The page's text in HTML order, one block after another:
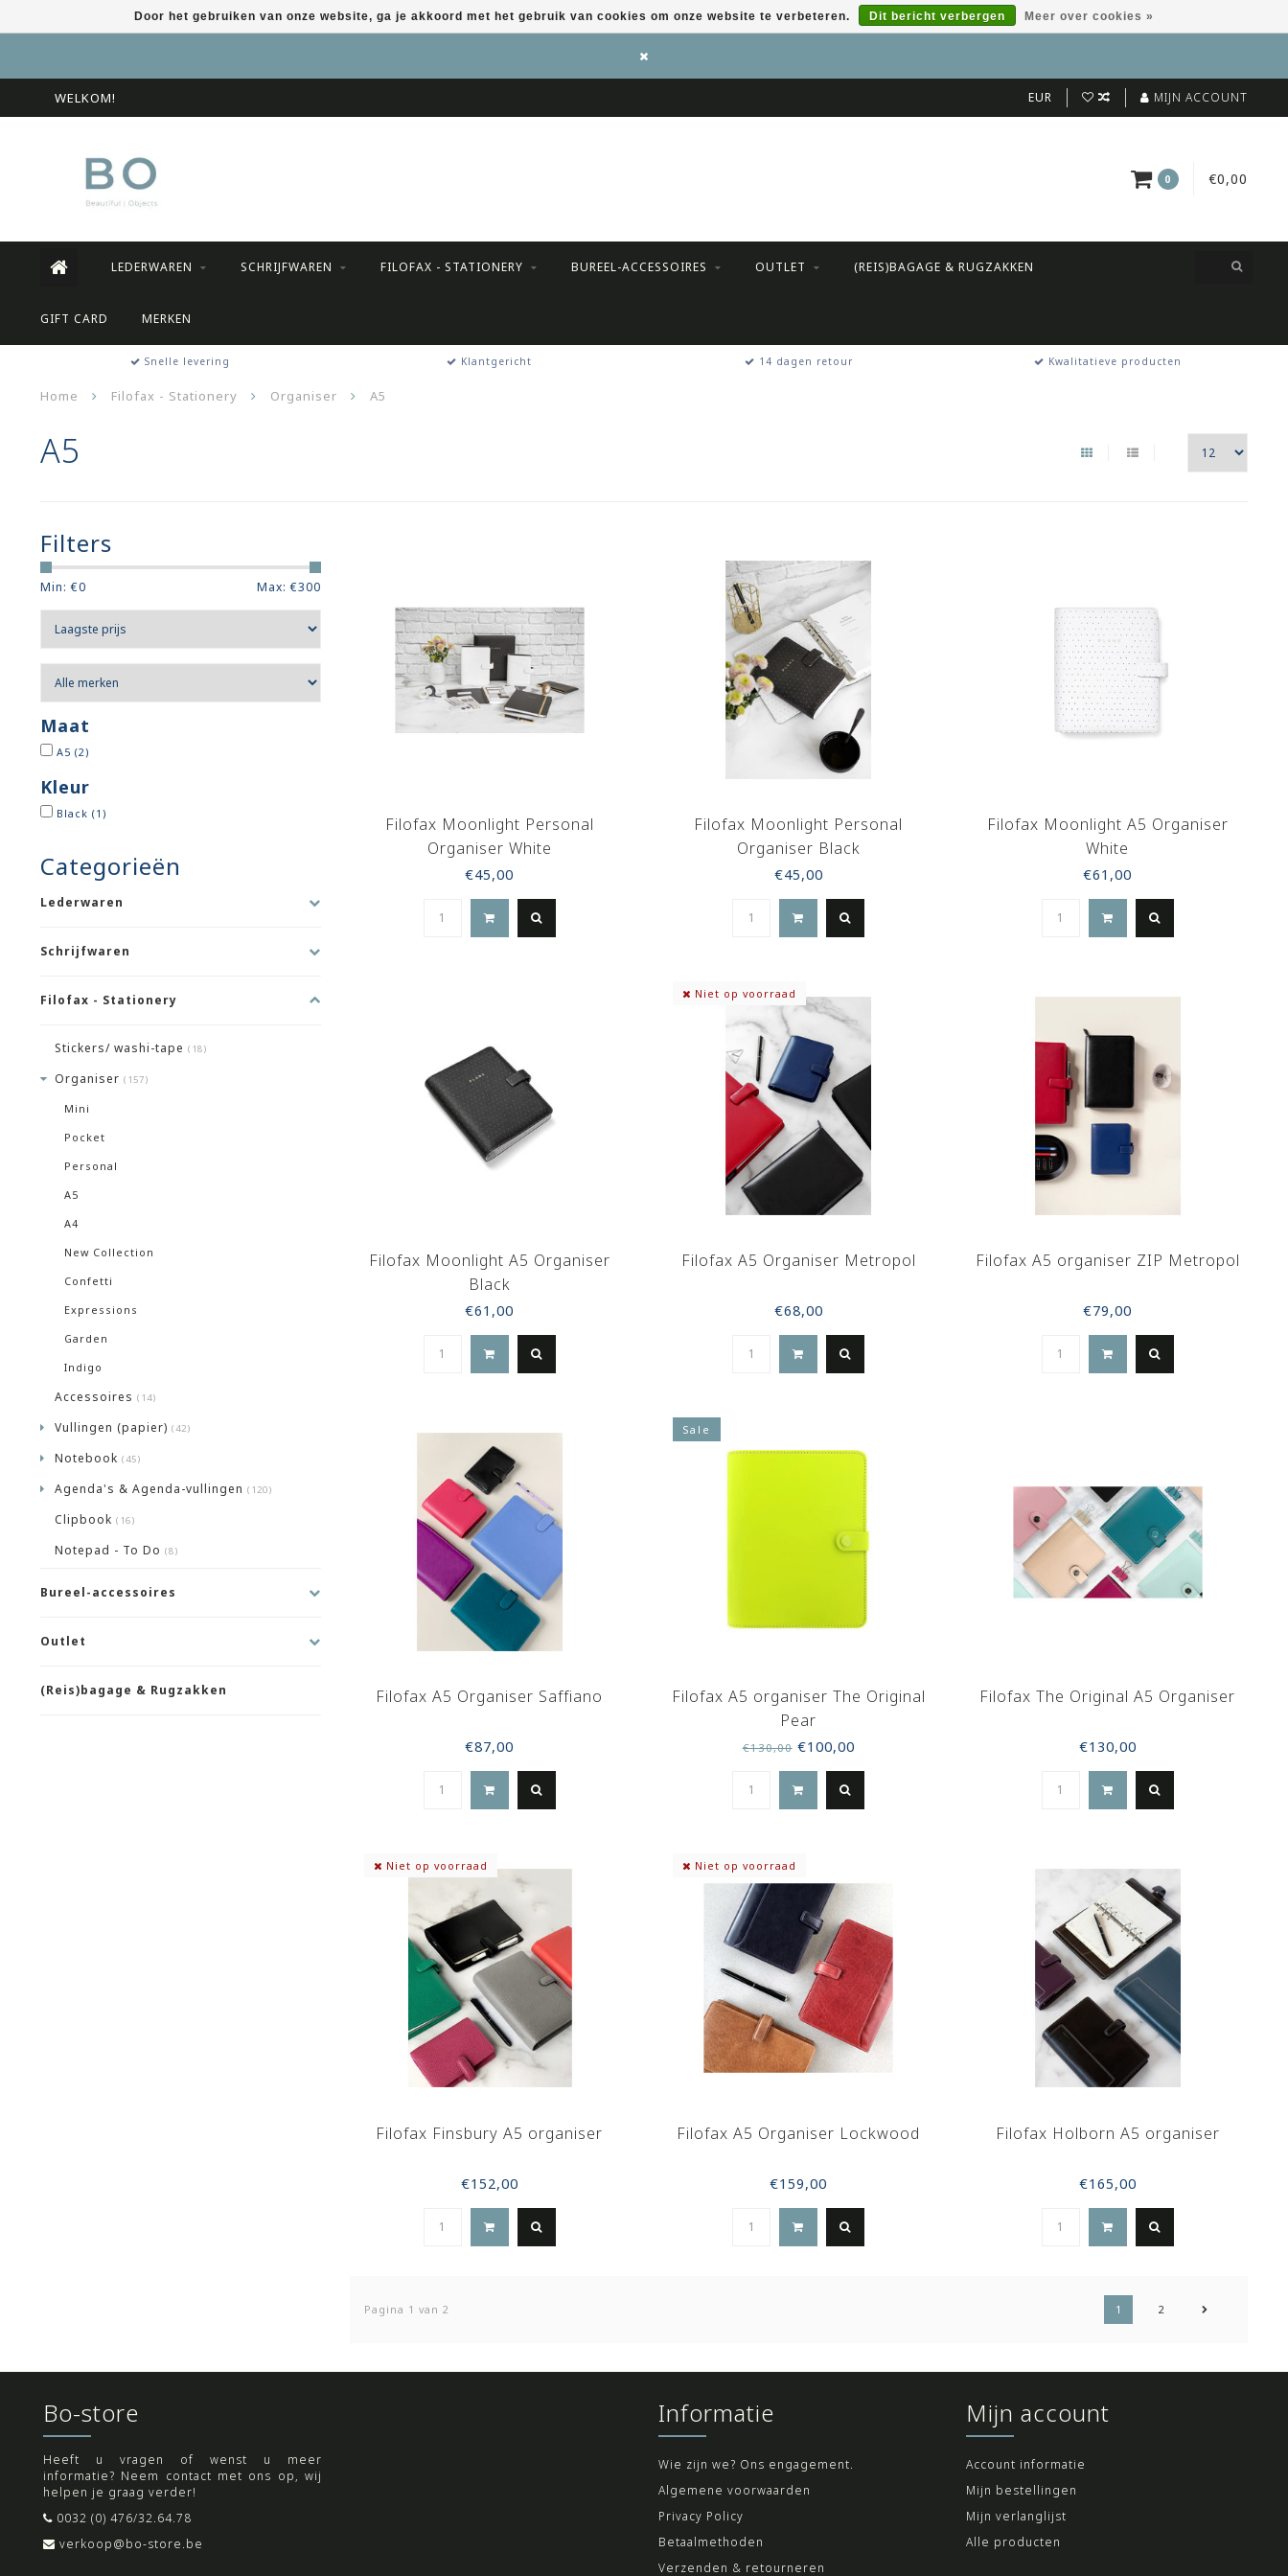
WELKOM! EUR MIJN ACCOUNT
0 €0,00
LEDERWAREN SCHRIJFWAREN FILOFAX - STATIONERY BUREEL-ACCESSOIRES OUTLET (REIS)BAGAGE & RUGZAKKEN
GIFT CARD MERKEN
Snelle levering Klantgericht 14 dagen retour Kwalitatieve producten
Home Filofax - Stationery Organiser A5
A5
Filters
Min: €0 Max: €300
Maat
A5 (2)
Kleur
Black (1)
Categorieën
Lederwaren
Schrijfwaren
Filofax - Stationery
Stickers/ washi-tape (18)
Organiser (157)
Mini
Pocket
Personal
A5
A4
New Collection
Confetti
Expressions
Garden
Indigo
Accessoires (14)
Vullingen (papier) (42)
Notebook (45)
Agenda's & Agenda-vullingen (120)
Clipbook (16)
Notepad - To Do (8)
Bureel-accessoires
Outlet
(Reis)bagage & Rugzakken
Filofax Moonlight Personal
Organiser White
€45,00
Filofax Moonlight Personal
Organiser Black
€45,00
Filofax Moonlight A5 Organiser
White
€61,00
Filofax Moonlight A5 Organiser
Black
€61,00
Niet op voorraad
Filofax A5 Organiser Metropol
€68,00
Filofax A5 organiser ZIP Metropol
€79,00
Filofax A5 Organiser Saffiano
€87,00
Sale
Filofax A5 organiser The Original
Pear
€130,00€100,00
Filofax The Original A5 Organiser
€130,00
Niet op voorraad
Filofax Finsbury A5 organiser
€152,00
Niet op voorraad
Filofax A5 Organiser Lockwood
€159,00
Filofax Holborn A5 organiser
€165,00
Pagina 1 van 2 1 2
Door het gebruiken van onze website, ga je akkoord met het gebruik van cookies om onze website te verbeteren. Dit bericht verbergen Meer over cookies »
Bo-store
Heeft u vragen of wenst u meer
informatie? Neem contact met ons op, wij
helpen je graag verder!
0032 (0) 476/32.64.78
verkoop@bo-store.be
Informatie
Wie zijn we? Ons engagement.
Algemene voorwaarden
Privacy Policy
Betaalmethoden
Verzenden & retourneren
Mijn account
Account informatie
Mijn bestellingen
Mijn verlanglijst
Alle producten